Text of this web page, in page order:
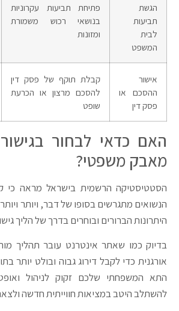
הגשת
תביעות
לבית
המשפט
פתיחת תביעות עקרוניות
בנושאי רכוש משמורת
ומזונות
אישור
ההסכם או
פסק דין
קבלת תוקף של פסק דין
להסכם מרצון או הכרעת
שופט
האם כדאי לבחור
מאבק משפטי?
הסטטיסטיקה הרשמית בישראל מראה כי
הנשואים מתגרשים בסופו של דבר, ויותר
היתרונות הברורים ובוחרים בדרך של הליך
בדיוק כמו שאתר אינטרנט עובר תהליך
אורגנית כדי לקבל דירוג גבוה ובולט יותר
התא המשפחתי שלכם זקוק לניהול
להשתלב היטב במציאות חווייתית חדשה